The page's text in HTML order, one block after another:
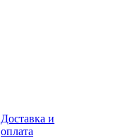
Доставка и
оплата